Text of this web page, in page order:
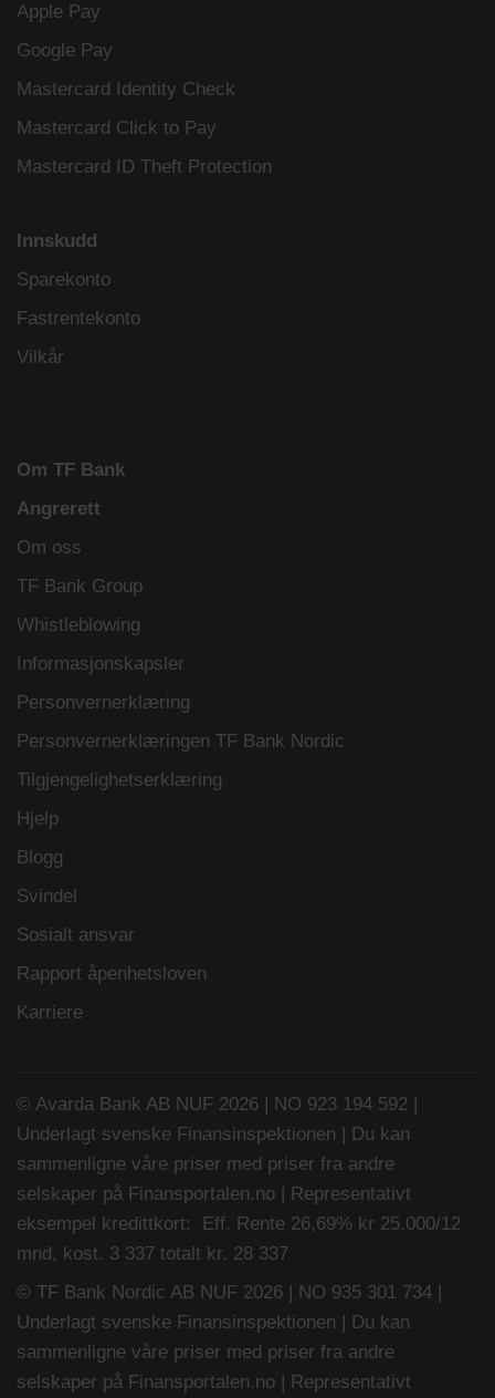
Apple Pay
Google Pay
Mastercard Identity Check
Mastercard Click to Pay
Mastercard ID Theft Protection
Innskudd
Sparekonto
Fastrentekonto
Vilkår
Om TF Bank
Angrerett
Om oss
TF Bank Group
Whistleblowing
Informasjonskapsler
Personvernerklæring
Personvernerklæringen TF Bank Nordic
Tilgjengelighetserklæring
Hjelp
Blogg
Svindel
Sosialt ansvar
Rapport åpenhetsloven
Karriere
© Avarda Bank AB NUF 2026 | NO 923 194 592 |
Underlagt svenske Finansinspektionen | Du kan
sammenligne våre priser med priser fra andre
selskaper på Finansportalen.no | Representativt
eksempel kredittkort: Eff. Rente 26,69% kr 25.000/12
mnd, kost. 3 337 totalt kr. 28 337
© TF Bank Nordic AB NUF 2026 | NO 935 301 734 |
Underlagt svenske Finansinspektionen | Du kan
sammenligne våre priser med priser fra andre
selskaper på Finansportalen.no Representativt